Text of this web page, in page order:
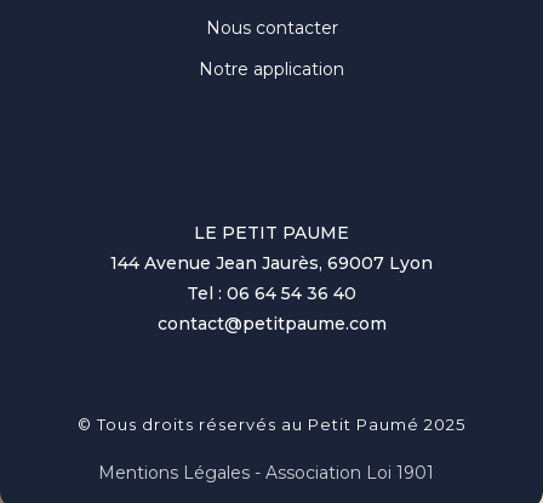
Nous contacter
Notre application
LE PETIT PAUME
144 Avenue Jean Jaurès, 69007 Lyon
Tel : 06 64 54 36 40
contact@petitpaume.com
© Tous droits réservés au Petit Paumé 2025
Mentions Légales - Association Loi 1901